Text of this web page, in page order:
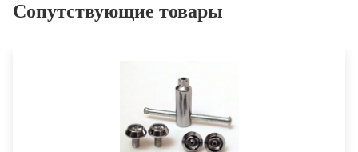
Сопутствующие товары